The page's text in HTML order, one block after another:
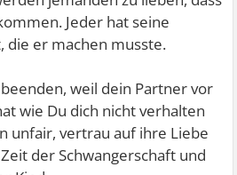
Jeder hat seine
die er machen musste.
weil dein Partner vor
wie Du dich nicht verhalten
unfair, vertrau auf ihre Liebe
der Schwangerschaft und